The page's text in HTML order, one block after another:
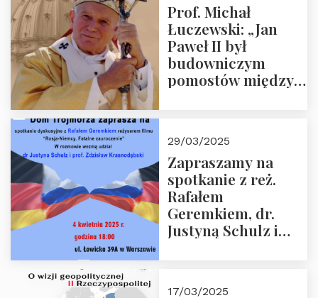
Prof. Michał
Łuczewski: „Jan
Paweł II był
budowniczym
pomostów między
29/03/2025
Zapraszamy na
spotkanie z reż.
Rafałem
Geremkiem, dr.
Justyną Schulz i
17/03/2025